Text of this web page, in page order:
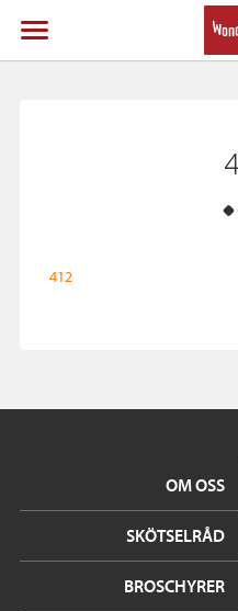
412
OM OSS
SKÖTSELRÅD
BROSCHYRER